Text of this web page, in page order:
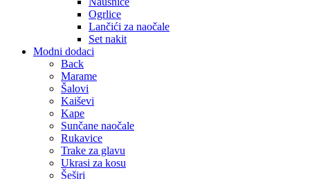
Ogrlice
Lančići za naočale
Set nakit
Modni dodaci
Back
Marame
Šalovi
Kaiševi
Kape
Sunčane naočale
Rukavice
Trake za glavu
Ukrasi za kosu
Šeširi